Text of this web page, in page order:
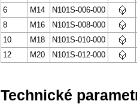
6
M14
N101S-006-000
8
M16
N101S-008-000
10
M18
N101S-010-000
12
M20 N101S-012-000
Technické